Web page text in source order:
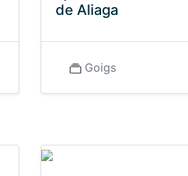
de Aliaga
Goigs